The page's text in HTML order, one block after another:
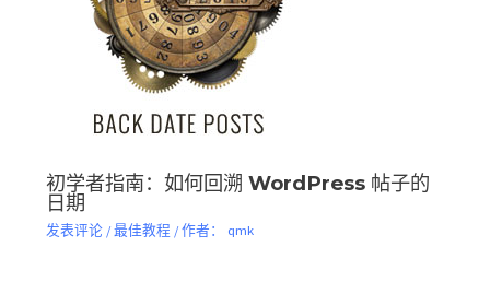
初学者指南：如何回溯 WordPress 帖子的
日期
发表评论 /最佳教程 / 作者： qmk